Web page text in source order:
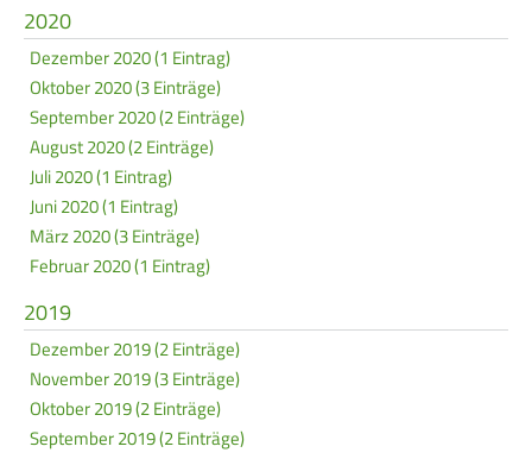
2020
Dezember 2020 (1 Eintrag)
Oktober 2020 (3 Einträge)
September 2020 (2 Einträge)
August 2020 (2 Einträge)
Juli 2020 (1 Eintrag)
Juni 2020 (1 Eintrag)
März 2020 (3 Einträge)
Februar 2020 (1 Eintrag)
2019
Dezember 2019 (2 Einträge)
November 2019 (3 Einträge)
Oktober 2019 (2 Einträge)
September 2019 (2 Einträge)